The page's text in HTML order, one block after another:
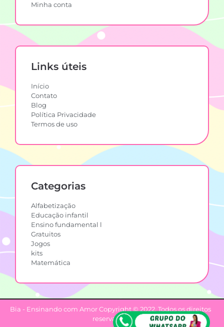
Minha conta
Links úteis
Início
Contato
Blog
Política Privacidade
Termos de uso
Categorias
Alfabetização
Educação infantil
Ensino fundamental l
Gratuitos
Jogos
kits
Matemática
Bia - Ensinando com Amor Copyright © 2022. Todos os direitos
reservados.